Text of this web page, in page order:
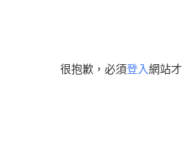
很抱歉，必須登入網站